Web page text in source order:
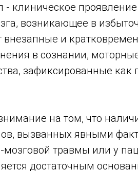
- клиническое
возникающее в
и
в сознании,
зафиксированные как
на том, что
вызванных явными
травмы или у
достаточным